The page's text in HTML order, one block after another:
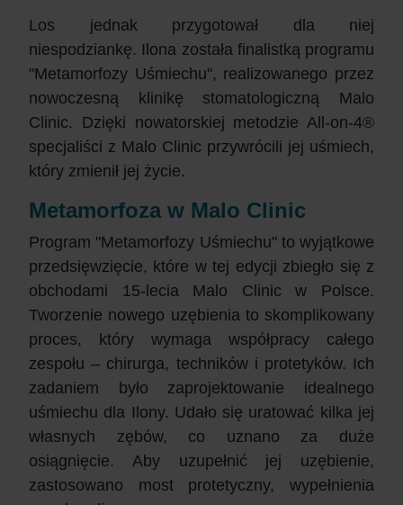
Los jednak przygotował dla niej
niespodziankę. Ilona została finalistką programu
"Metamorfozy Uśmiechu", realizowanego przez
nowoczesną klinikę stomatologiczną Malo
Clinic. Dzięki nowatorskiej metodzie All-on-4®
specjaliści z Malo Clinic przywrócili jej uśmiech,
który zmienił jej życie.
Metamorfoza w Malo Clinic
Program "Metamorfozy Uśmiechu" to wyjątkowe
przedsięwzięcie, które w tej edycji zbiegło się z
obchodami 15-lecia Malo Clinic w Polsce.
Tworzenie nowego uzębienia to skomplikowany
proces, który wymaga współpracy całego
zespołu – chirurga, techników i protetyków. Ich
zadaniem było zaprojektowanie idealnego
uśmiechu dla Ilony. Udało się uratować kilka jej
własnych zębów, co uznano za duże
osiągnięcie. Aby uzupełnić jej uzębienie,
zastosowano most protetyczny, wypełnienia